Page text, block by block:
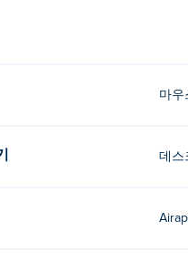
선택하세요.
번째 돼지 탑을 무료로
데스크톱에서 '세 번째
마우
데스